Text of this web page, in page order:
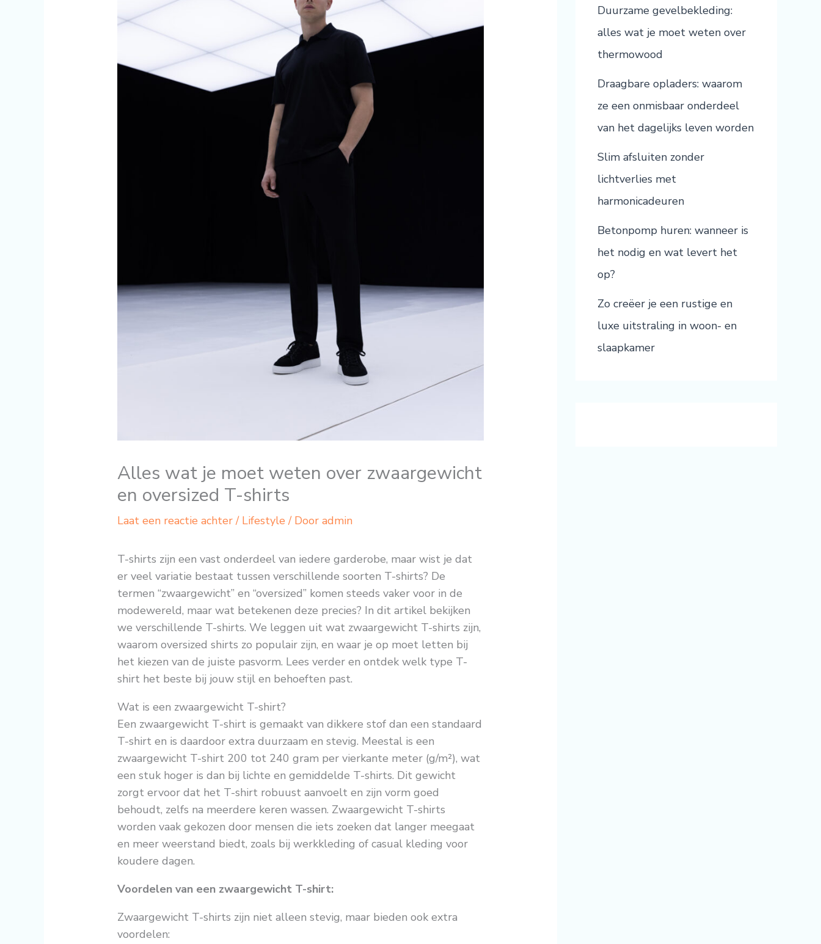
Alles wat je moet weten over zwaargewicht
en oversized T-shirts
Laat een reactie achter / Lifestyle / Dooradmin
T-shirts zijn een vast onderdeel van iedere garderobe, maar wist je dat
er veel variatie bestaat tussen verschillende soorten T-shirts? De
termen “zwaargewicht” en “oversized” komen steeds vaker voor in de
modewereld, maar wat betekenen deze precies? In dit artikel bekijken
we verschillende T-shirts. We leggen uit wat zwaargewicht T-shirts zijn,
waarom oversized shirts zo populair zijn, en waar je op moet letten bij
het kiezen van de juiste pasvorm. Lees verder en ontdek welk type T-
shirt het beste bij jouw stijl en behoeften past.
Wat is een zwaargewicht T-shirt?
Een zwaargewicht T-shirt is gemaakt van dikkere stof dan een standaard
T-shirt en is daardoor extra duurzaam en stevig. Meestal is een
zwaargewicht T-shirt 200 tot 240 gram per vierkante meter (g/m²), wat
een stuk hoger is dan bij lichte en gemiddelde T-shirts. Dit gewicht
zorgt ervoor dat het T-shirt robuust aanvoelt en zijn vorm goed
behoudt, zelfs na meerdere keren wassen. Zwaargewicht T-shirts
worden vaak gekozen door mensen die iets zoeken dat langer meegaat
en meer weerstand biedt, zoals bij werkkleding of casual kleding voor
koudere dagen.
Voordelen van een zwaargewicht T-shirt:
Zwaargewicht T-shirts zijn niet alleen stevig, maar bieden ook extra
voordelen:
Duurzame gevelbekleding:
alles wat je moet weten over
thermowood
Draagbare opladers: waarom
ze een onmisbaar onderdeel
van het dagelijks leven worden
Slim afsluiten zonder
lichtverlies met
harmonicadeuren
Betonpomp huren: wanneer is
het nodig en wat levert het
op?
Zo creëer je een rustige en
luxe uitstraling in woon- en
slaapkamer